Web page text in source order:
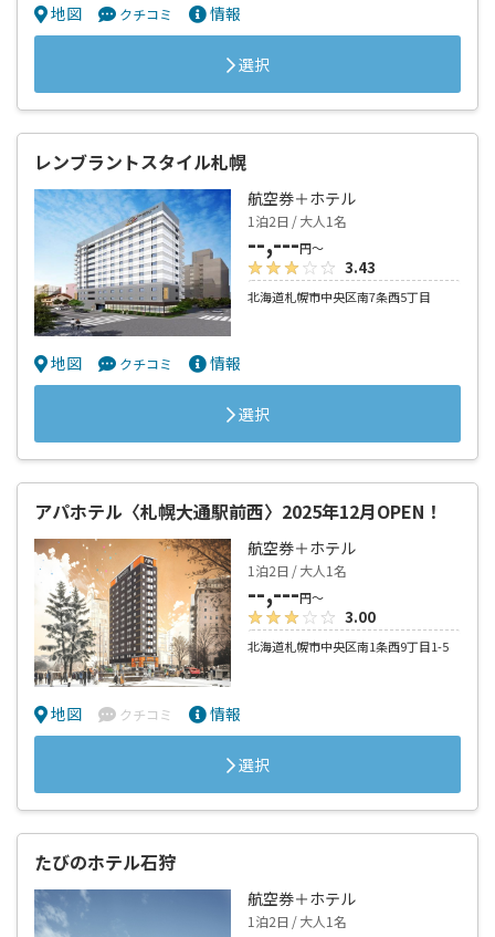
地図 クチコミ 情報
選択
レンブラントスタイル札幌
航空券＋ホテル
1泊2日 / 大人1名
--,---円～
3.43
北海道札幌市中央区南7条西5丁目
地図 クチコミ 情報
選択
アパホテル〈札幌大通駅前西〉2025年12月OPEN！
航空券＋ホテル
1泊2日 / 大人1名
--,---円～
3.00
北海道札幌市中央区南1条西9丁目1-5
地図 クチコミ 情報
選択
たびのホテル石狩
航空券＋ホテル
1泊2日 / 大人1名